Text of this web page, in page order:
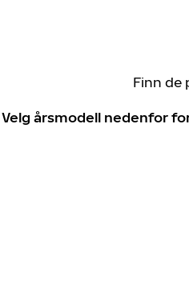
Finn de
Velg årsmodell nedenfor